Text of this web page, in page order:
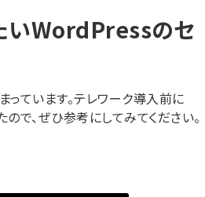
いWordPressのセ
ています。テレワーク導入前に
で、ぜひ参考にしてみてください。